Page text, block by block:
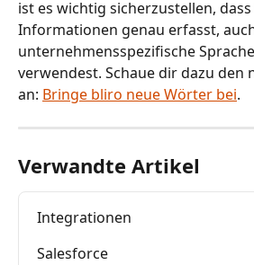
ist es wichtig sicherzustellen,
Informationen genau erfasst,
unternehmensspezifische
verwendest. Schaue dir dazu den
an: Bringe bliro neue Wörter bei.
Verwandte Artikel
Integrationen
Salesforce